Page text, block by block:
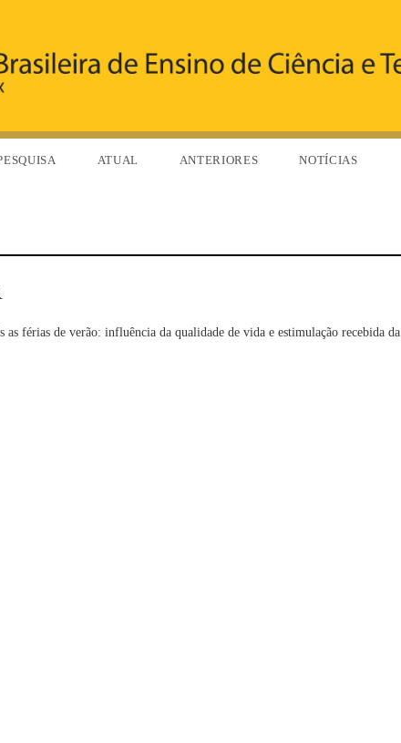
ATUAL ANTERIORES NOTÍCIAS
férias de verão: influência da qualidade de vida e estimulação recebida da